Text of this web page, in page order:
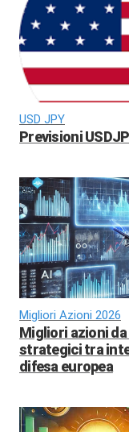
USD JPY
Previsioni
Migliori Azioni 2026
Migliori azioni
strategici tra
difesa europea